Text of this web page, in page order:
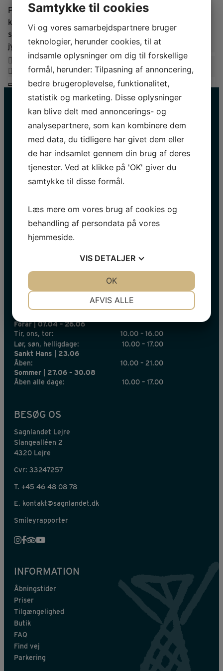
Potteriet er et arbejdende værksted, der fremstiller
keramik til alle Sagnlandets områder. Fra de første
spidsbundede potter fra Ertebølle-kulturen til sorte
jydepotter fra 1800-tallet.
HOLD DIG OPDATERET
INFORMATION 2026
Påskeferie | 28.03 – 06.04
Forår | 07.04 – 26.06
Tir, ons, tor:
10.00 – 16.00
Lør, søn, helligdage:
10.00 – 17.00
Sankt Hans | 23.06
Åben:
10.00 – 21.00
Sommer | 27.06 – 30.08
Åben alle dage:
10.00 – 17.00
BESØG OS
Sagnlandet Lejre
Slangealléen 2
4320 Lejre
Cvr: 33247257
T. +45 46 48 08 78
E. kontakt@sagnlandet.dk
Smileyrapporter
INFORMATION
Åbningstider
Priser
Tilgængelighed
Butik
FAQ
Find vej
Parkering
Samtykke til cookies
Vi og vores samarbejdspartnere bruger
teknologier, herunder cookies, til at
indsamle oplysninger om dig til forskellige
formål, herunder: Tilpasning af annoncering,
bedre brugeroplevelse, funktionalitet,
statistik og marketing. Disse oplysninger
kan blive delt med annoncerings- og
analysepartnere, som kan kombinere dem
med data, du tidligere har givet dem eller
de har indsamlet gennem din brug af deres
tjenester. Ved at klikke på 'OK' giver du
samtykke til disse formål.
Læs mere om vores brug af cookies og
behandling af persondata på vores
hjemmeside.
VIS DETALJER
STATISTIK
AFVIS ALLE
OK